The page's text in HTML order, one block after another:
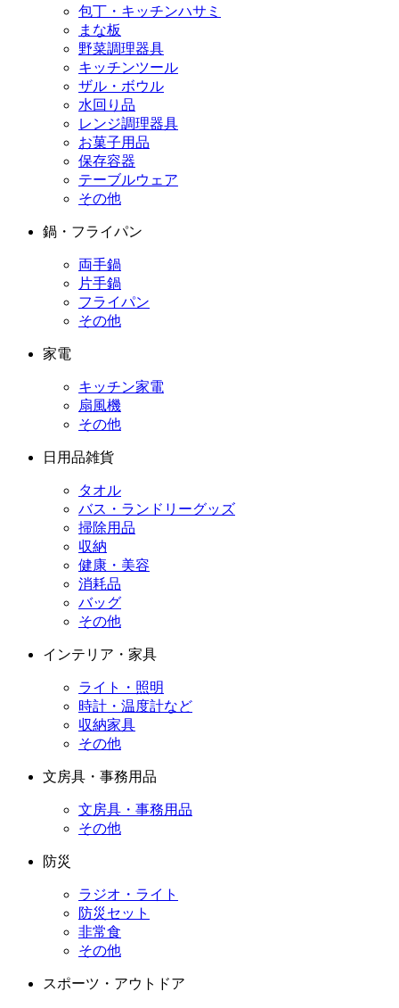
包丁・キッチンハサミ
まな板
野菜調理器具
キッチンツール
ザル・ボウル
水回り品
レンジ調理器具
お菓子用品
保存容器
テーブルウェア
その他
鍋・フライパン
両手鍋
片手鍋
フライパン
その他
家電
キッチン家電
扇風機
その他
日用品雑貨
タオル
バス・ランドリーグッズ
掃除用品
収納
健康・美容
消耗品
バッグ
その他
インテリア・家具
ライト・照明
時計・温度計など
収納家具
その他
文房具・事務用品
文房具・事務用品
その他
防災
ラジオ・ライト
防災セット
非常食
その他
スポーツ・アウトドア